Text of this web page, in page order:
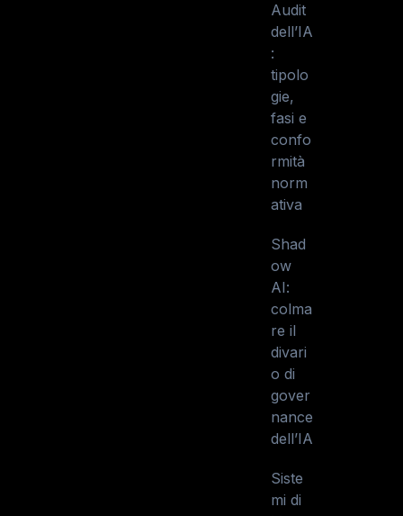
Audit
dell’IA
:
tipolo
gie,
fasi e
confo
rmità
norm
ativa
Shad
ow
AI:
colma
re il
divari
o di
gover
nance
dell’IA
Siste
mi di